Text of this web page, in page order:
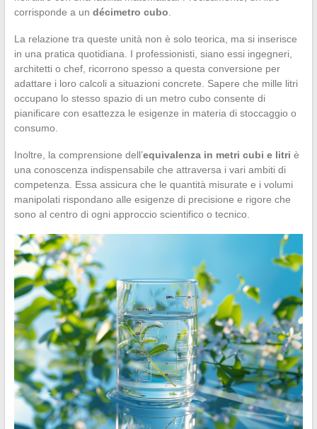
corrisponde a un décimetro cubo
La relazione tra queste unità non è solo teorica, ma si inserisce
in una pratica quotidiana. I professionisti, siano essi ingegneri,
architetti o chef, ricorrono spesso a questa conversione per
adattare i loro calcoli a situazioni concrete. Sapere che mille litri
occupano lo stesso spazio di un metro cubo consente di
pianificare con esattezza le esigenze in materia di stoccaggio o
consumo.
Inoltre, la comprensione dell’equivalenza in metri cubi e litri è
una conoscenza indispensabile che attraversa i vari ambiti di
competenza. Essa assicura che le quantità misurate e i volumi
manipolati rispondano alle esigenze di precisione e rigore che
sono al centro di ogni approccio scientifico o tecnico.